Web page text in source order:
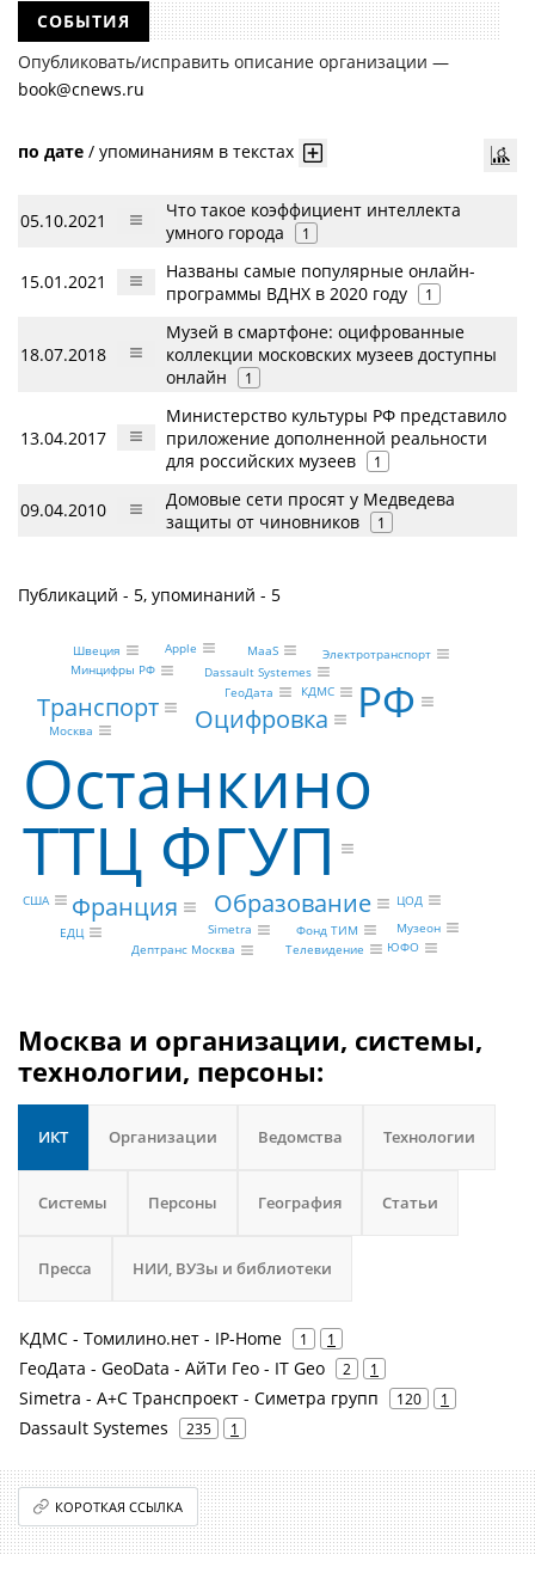
СОБЫТИЯ
Опубликовать/исправить описание организации —
book@cnews.ru
по дате / упоминаниям в текстах
05.10.2021
Что такое коэффициент интеллекта
умного города
1
15.01.2021
Названы самые популярные онлайн-
программы ВДНХ в 2020 году
1
18.07.2018
Музей в смартфоне: оцифрованные
коллекции московских музеев доступны
онлайн
1
13.04.2017
Министерство культуры РФ представило
приложение дополненной реальности
для российских музеев
1
09.04.2010
Домовые сети просят у Медведева
защиты от чиновников
1
Публикаций - 5, упоминаний - 5
Останкино
ТТЦ ФГУП
РФ
Оцифровка
Франция Образование
Транспорт КДМС
ГеоДата
Simetra
Dassault Systemes
Фонд ТИМ
Минцифры РФ
ЕДЦ
Дептранс Москва
Музеон
Телевидение
Электротранспорт
MaaS
ЦОД
Apple
Москва
США
Швеция
ЮФО
Москва и организации, системы,
технологии, персоны:
ИКТ Организации Ведомства Технологии
Системы Персоны География Статьи
Пресса НИИ, ВУЗы и библиотеки
КДМС - Томилино.нет - IP-Home 1 1
ГеоДата - GeoData - АйТи Гео - IT Geo 2 1
Simetra - А+С Транспроект - Симетра групп 120 1
Dassault Systemes 235 1
КОРОТКАЯ ССЫЛКА